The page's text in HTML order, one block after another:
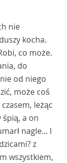
nie
kocha.
co może.
do
od niego
może coś
leżąc
śpią, a on
nagle... I
z
wszystkiem,